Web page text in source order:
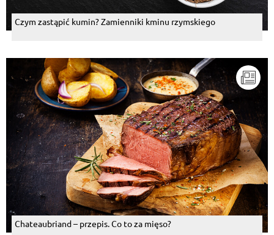
Czym zastąpić kumin? Zamienniki kminu rzymskiego
Chateaubriand – przepis. Co to za mięso?